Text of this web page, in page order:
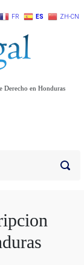
Derecho en Honduras
FR ES ZH-CN